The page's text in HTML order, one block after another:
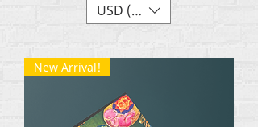
USD ($)
New Arrival!